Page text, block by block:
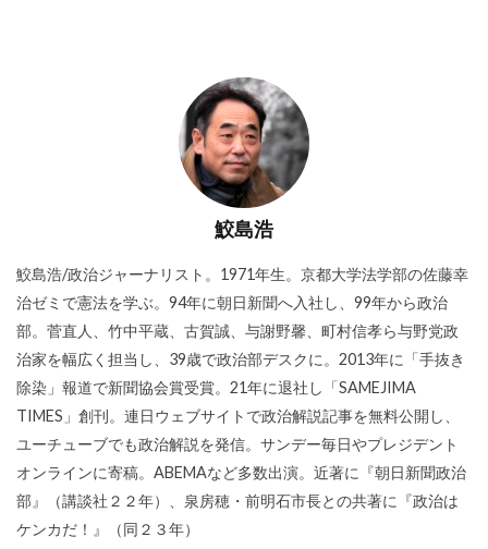
鮫島浩
鮫島浩/政治ジャーナリスト。1971年生。京都大学法学部の佐藤幸
治ゼミで憲法を学ぶ。94年に朝日新聞へ入社し、99年から政治
部。菅直人、竹中平蔵、古賀誠、与謝野馨、町村信孝ら与野党政
治家を幅広く担当し、39歳で政治部デスクに。2013年に「手抜き
除染」報道で新聞協会賞受賞。21年に退社し「SAMEJIMA
TIMES」創刊。連日ウェブサイトで政治解説記事を無料公開し、
ユーチューブでも政治解説を発信。サンデー毎日やプレジデント
オンラインに寄稿。ABEMAなど多数出演。近著に『朝日新聞政治
部』（講談社２２年）、泉房穂・前明石市長との共著に『政治は
ケンカだ！』（同２３年）